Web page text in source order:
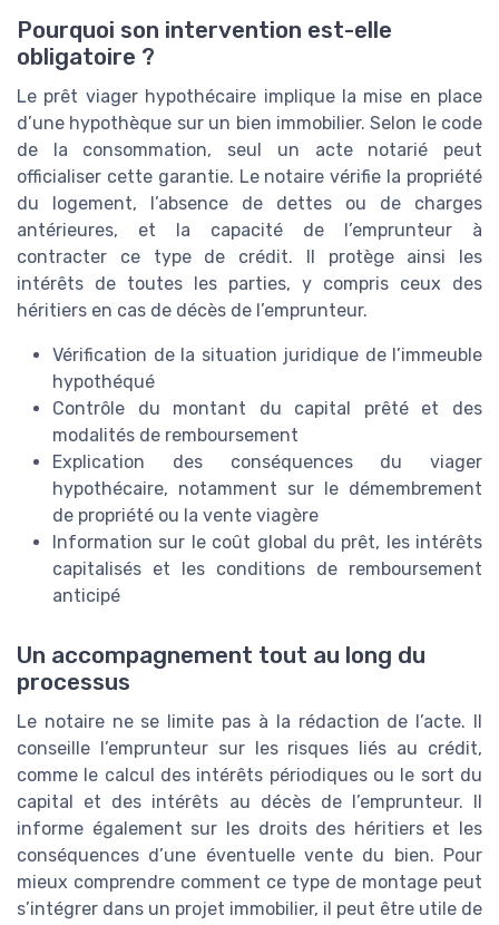
Pourquoi son intervention est-elle
obligatoire ?
Le prêt viager hypothécaire implique la mise en place
d’une hypothèque sur un bien immobilier. Selon le code
de la consommation, seul un acte notarié peut
officialiser cette garantie. Le notaire vérifie la propriété
du logement, l’absence de dettes ou de charges
antérieures, et la capacité de l’emprunteur à
contracter ce type de crédit. Il protège ainsi les
intérêts de toutes les parties, y compris ceux des
héritiers en cas de décès de l’emprunteur.
Vérification de la situation juridique de l’immeuble
hypothéqué
Contrôle du montant du capital prêté et des
modalités de remboursement
Explication des conséquences du viager
hypothécaire, notamment sur le démembrement
de propriété ou la vente viagère
Information sur le coût global du prêt, les intérêts
capitalisés et les conditions de remboursement
anticipé
Un accompagnement tout au long du
processus
Le notaire ne se limite pas à la rédaction de l’acte. Il
conseille l’emprunteur sur les risques liés au crédit,
comme le calcul des intérêts périodiques ou le sort du
capital et des intérêts au décès de l’emprunteur. Il
informe également sur les droits des héritiers et les
conséquences d’une éventuelle vente du bien. Pour
mieux comprendre comment ce type de montage peut
s’intégrer dans un projet immobilier, il peut être utile de